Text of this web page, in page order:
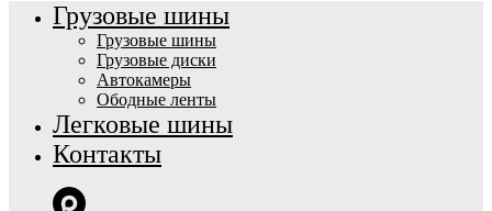
Грузовые шины
Грузовые шины
Грузовые диски
Автокамеры
Ободные ленты
Легковые шины
Контакты